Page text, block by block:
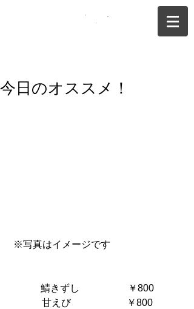
今日のオススメ！
※写真はイメージです
鯖きずし                    ￥800
甘えび                       ￥800